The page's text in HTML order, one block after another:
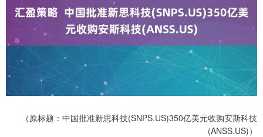
（原标题：中国批准新思科技(SNPS.US)350亿美元收购安斯科技
(ANSS.US)）